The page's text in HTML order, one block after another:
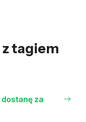
z tagiem
za